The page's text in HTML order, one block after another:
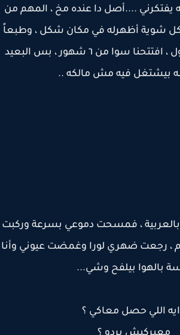
....أصل دا عنده مخ ، المهم من
شوية أظهرله في مكان شكل ، وطبعاً
باجي مطعمه علطول ، افتتحنا سوا من ٦ شهور ، بس البعيد
بيشتغل فيه مش مالكه ..
، فمسحت دموعي بسرعة وركبت
رجعت ضهري لورا وغمضت عيوني وأنا
بالهوا بيلفح وشي...
اللي حصل معاكي ؟